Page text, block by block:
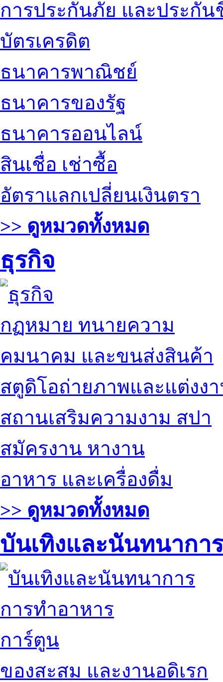
การประกันภัย และประกัน
บัตรเครดิต
ธนาคารพาณิชย์
ธนาคารของรัฐ
ธนาคารออนไลน์
สินเชื่อ เช่าซื้อ
อัตราแลกเปลี่ยนเงินตรา
>> ดูหมวดทั้งหมด
ธุรกิจ
กฏหมาย ทนายความ
คมนาคม และขนส่งสินค้า
สตูดิโอถ่ายภาพและแต่งง
สถานเสริมความงาม สปา
สมัครงาน หางาน
อาหาร และเครื่องดื่ม
>> ดูหมวดทั้งหมด
บันเทิงและนันทนาการ
การทำอาหาร
การ์ตูน
ของสะสม และงานอดิเรก